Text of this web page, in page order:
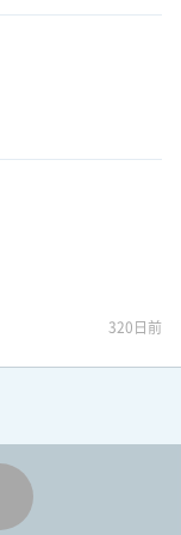
320日前